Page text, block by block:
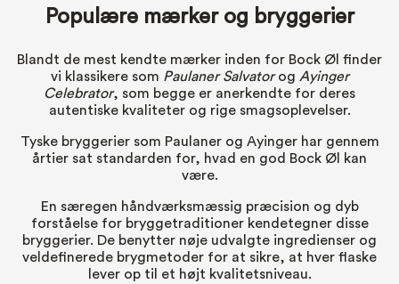
Populære mærker og bryggerier
Blandt de mest kendte mærker inden for Bock Øl finder
vi klassikere som Paulaner Salvatorog Ayinger
Celebrator, som begge er anerkendte for deres
autentiske kvaliteter og rige smagsoplevelser.
Tyske bryggerier som Paulaner og Ayinger har gennem
årtier sat standarden for, hvad en god Bock Øl kan
være.
En særegen håndværksmæssig præcision og dyb
forståelse for bryggetraditioner kendetegner disse
bryggerier. De benytter nøje udvalgte ingredienser og
veldefinerede brygmetoder for at sikre, at hver flaske
lever op til et højt kvalitetsniveau.